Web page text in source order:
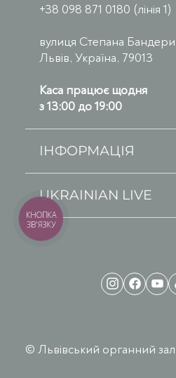
© Львівський органний
+38 098 871 0180 (лінія 1)
вулиця Степана
Львів, Україна, 79013
Каса працює щодня
з 13:00 до 19:00
ІНФОРМАЦІЯ
UKRAINIAN LIVE
КНОПКА
ЗВ'ЯЗКУ